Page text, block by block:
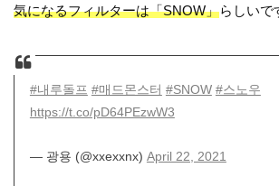
気になるフィルターは「SNOW」らしいで
#내루돌프 #매드몬스터 #SNOW #스노우
https://t.co/pD64PEzwW3
— 광용 (@xxexxnx) April 22, 2021